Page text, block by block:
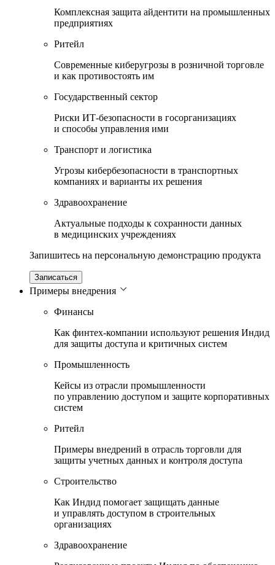
Комплексная защита айдентити на промышленных
предприятиях
Ритейл
Современные киберугрозы в розничной торговле
и как противостоять им
Государственный сектор
Риски ИТ-безопасности в госорганизациях
и способы управления ими
Транспорт и логистика
Угрозы кибербезопасности в транспортных
компаниях и варианты их решения
Здравоохранение
Актуальные подходы к сохранности данных
в медицинских учреждениях
Запишитесь на персональную демонстрацию продукта
Записаться
Примеры внедрения
Финансы
Как финтех-компании используют решения Индид
для защиты доступа и критичных систем
Промышленность
Кейсы из отрасли промышленности
по управлению доступом и защите корпоративных
систем
Ритейл
Примеры внедрений в отрасль торговли для
защиты учетных данных и контроля доступа
Строительство
Как Индид помогает защищать данные
и управлять доступом в строительных
организациях
Здравоохранение